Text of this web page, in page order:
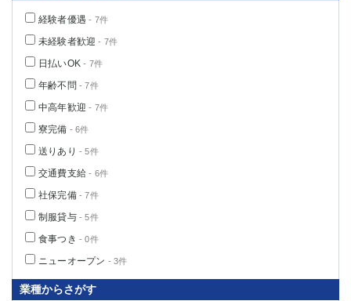
経験者優遇 - 7件
未経験者歓迎 - 7件
日払いOK - 7件
年齢不問 - 7件
中高年歓迎 - 7件
寮完備 - 6件
送りあり - 5件
交通費支給 - 6件
社保完備- 7件
制服貸与- 5件
食事つき - 0件
ニューオープン - 3件
業種からさがす